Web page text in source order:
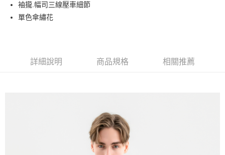
貨到付款
袖攏.幅司三線壓車細節
單色傘繡花
詳細說明 商品規格 相關推薦